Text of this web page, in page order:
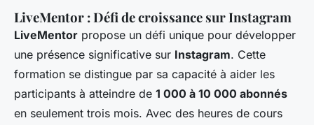
LiveMentor : Défi de croissance sur Instagram
LiveMentor propose un défi unique pour développer
une présence significative sur Instagram. Cette
formation se distingue par sa capacité à aider les
participants à atteindre de 1 000 à 10 000 abonnés
en seulement trois mois. Avec des heures de cours